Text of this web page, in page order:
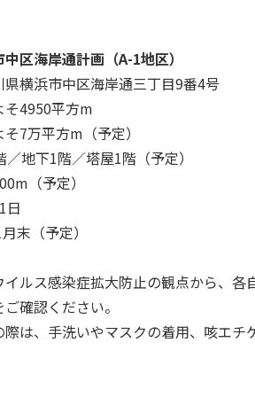
中区海岸通計画（A-1地区）
県横浜市中区海岸通三丁目9番4号
そ4950平方m
7万平方m（予定）
地下1階／塔屋1階（予定）
（予定）
日
末（予定）
ルス感染症拡大防止の観点から、各
確認ください。
際は、手洗いやマスクの着用、咳エ